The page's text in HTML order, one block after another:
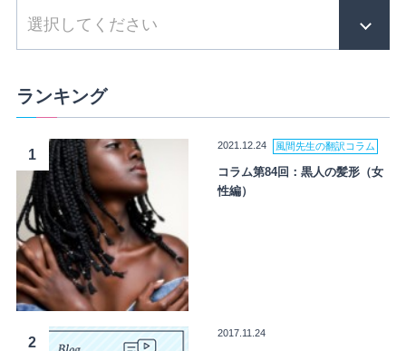
ランキング
1
2021.12.24 風間先生の翻訳コラム
コラム第84回：黒人の髪形（女
性編）
2
2017.11.24